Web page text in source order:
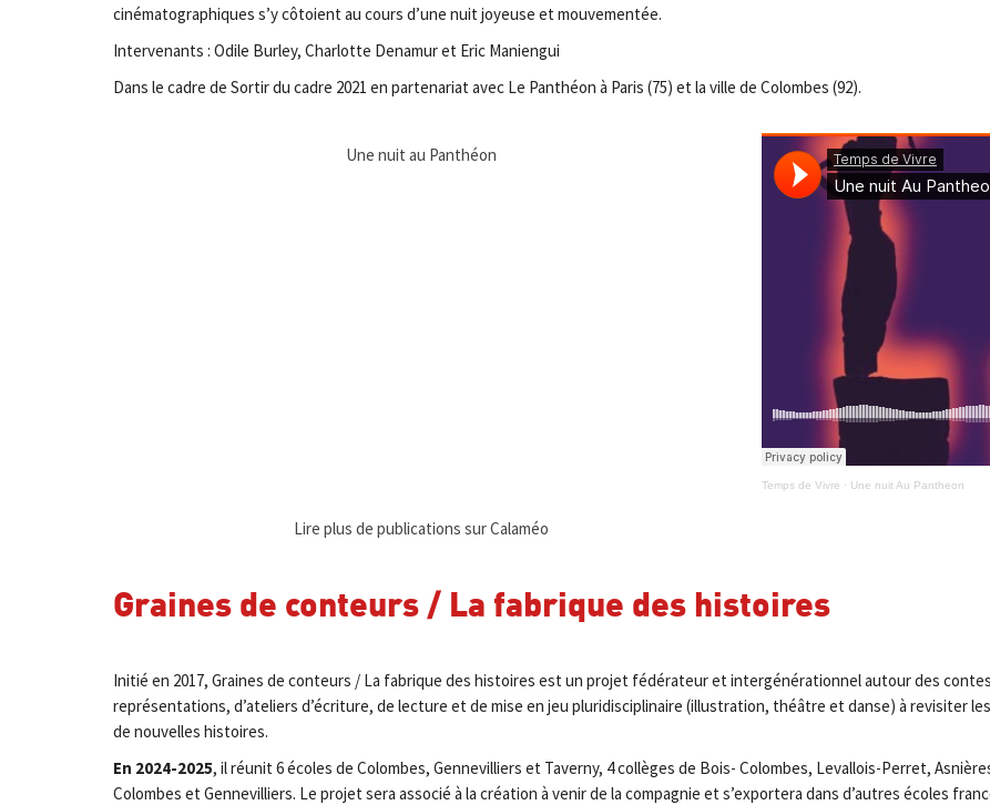
cinématographiques s’y côtoient au cours d’une nuit joyeuse et mouvementée.
Intervenants : Odile Burley, Charlotte Denamur et Eric Maniengui
Dans le cadre de Sortir du cadre 2021 en partenariat avec Le Panthéon à Paris (75) et la ville de Colombes (92).
Une nuit au Panthéon
Lire plus de publications sur Calaméo
Temps de Vivre · Une nuit Au Pantheon
Graines de conteurs / La fabrique des histoires
Initié en 2017, Graines de conteurs / La fabrique des histoires est un projet fédérateur et intergénérationnel autour des
représentations, d’ateliers d’écriture, de lecture et de mise en jeu pluridisciplinaire (illustration, théâtre et danse) à revisiter
de nouvelles histoires.
En 2024-2025, il réunit 6 écoles de Colombes, Gennevilliers et Taverny, 4 collèges de Bois- Colombes, Levallois-Perret,
Colombes et Gennevilliers. Le projet sera associé à la création à venir de la compagnie et s’exportera dans d’autres écoles